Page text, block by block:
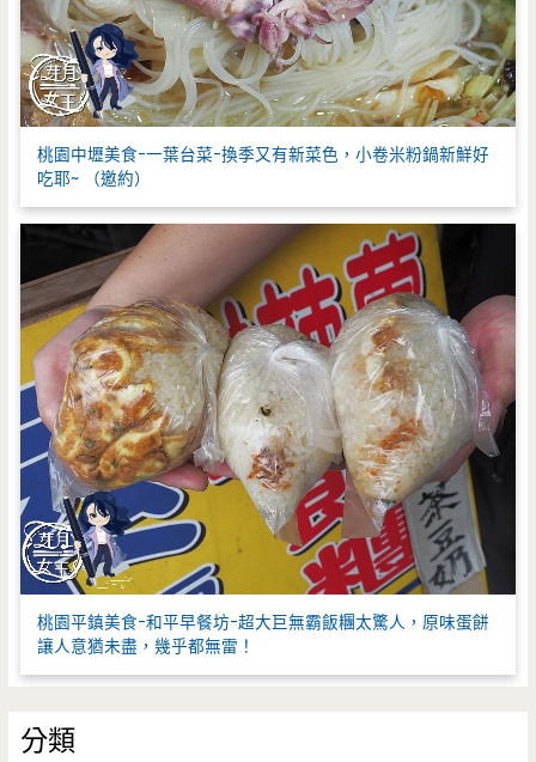
桃園中壢美食-一葉台菜-換季又有新菜色，小卷米粉鍋新鮮好
吃耶~ （邀約）
桃園平鎮美食-和平早餐坊-超大巨無霸飯糰太驚人，原味蛋餅
讓人意猶未盡，幾乎都無雷！
分類